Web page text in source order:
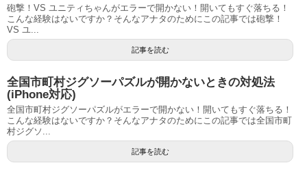
砲撃！VS ユニティちゃんがエラーで開かない！開いてもすぐ落ちる！
こんな経験はないですか？そんなアナタのためにこの記事では砲撃！
VS ユ...
記事を読む
全国市町村ジグソーパズルが開かないときの対処法
(iPhone対応)
全国市町村ジグソーパズルがエラーで開かない！開いてもすぐ落ちる！
こんな経験はないですか？そんなアナタのためにこの記事では全国市町
村ジグソ...
記事を読む